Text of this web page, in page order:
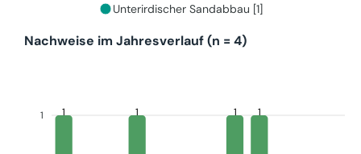
Unterirdischer Sandabbau [1]
Nachweise im Jahresverlauf (n = 4)
1 1 1 1 1